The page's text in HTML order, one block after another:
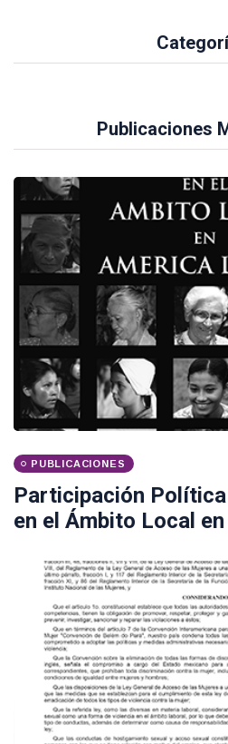
Publicaciones
PUBLICACIONES
Participación
en el Ámbito Local